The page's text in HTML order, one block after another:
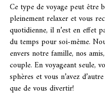
Ce type de voyage peut être
pleinement relaxer et vous
quotidienne, il n’est en effet
du temps pour soi-même.
envers notre famille, nos
couple. En voyageant seule,
sphères et vous n’avez
que de vous divertir!